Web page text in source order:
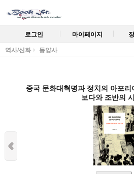
로그인 마이페이지
역사/신화 동양사
중국 문화대혁명과 정치의 아포리
보다와 조반의